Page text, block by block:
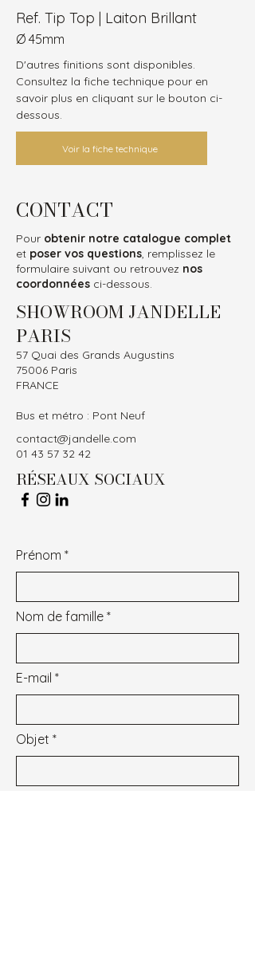
Ref. Tip Top | Laiton Brillant
Ø 45mm
D'autres finitions sont disponibles.
Consultez la fiche technique pour en
savoir plus en cliquant sur le bouton ci-
dessous.
Voir la fiche technique
CONTACT
Pour obtenir notre catalogue complet
et poser vos questions, remplissez le
formulaire suivant ou retrouvez nos
coordonnées ci-dessous.
SHOWROOM JANDELLE
PARIS
57 Quai des Grands Augustins
75006 Paris
FRANCE
Bus et métro : Pont Neuf
contact@jandelle.com
01 43 57 32 42
RÉSEAUX SOCIAUX
Prénom
Nom de famille
E-mail
Objet